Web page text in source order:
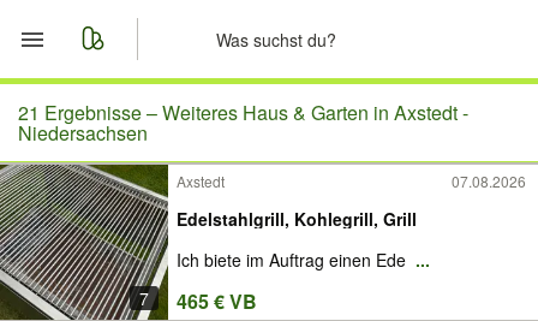
Start
Merkliste
Nachrichten
Anzeige aufgeben
21 Ergebnisse –Weiteres Haus & Garten in Axstedt -
Niedersachsen
7
Axstedt 07.08.2026
Edelstahlgrill, Kohlegrill, Grill
Ich biete im Auftrag einen Ede ...
465 € VB